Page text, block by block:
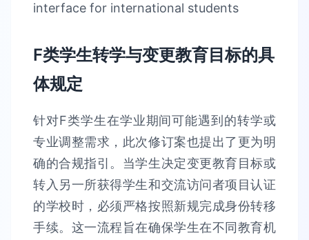
F类学生转学与变更教育目标的具
体规定
针对F类学生在学业期间可能遇到的转学或
专业调整需求，此次修订案也提出了更为明
确的合规指引。当学生决定变更教育目标或
转入另一所获得学生和交流访问者项目认证
的学校时，必须严格按照新规完成身份转移
手续。这一流程旨在确保学生在不同教育机